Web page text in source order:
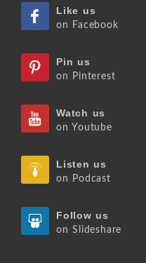
Like us
on Facebook
Pin us
on Pinterest
Watch us
on Youtube
Listen us
on Podcast
Follow us
on Slideshare